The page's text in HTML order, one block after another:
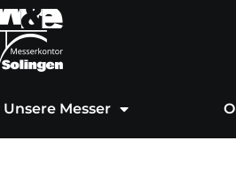
Zum
Inhalt
springen
Unsere Messer